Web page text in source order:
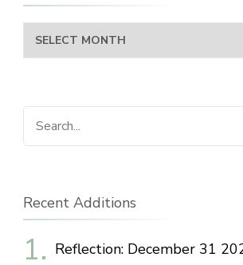
Archives
Search
for:
Recent Additions
Reflection: December 31